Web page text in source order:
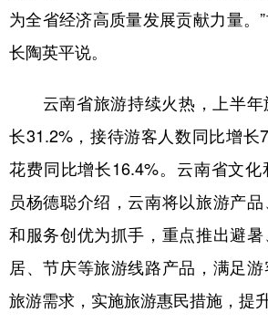
为全省经济高质量发展贡献力量。
长陶英平说。
云南省旅游持续火热，上半年
长31.2%，接待游客人数同比增长
花费同比增长16.4%。云南省文
员杨德聪介绍，云南将以旅游产
和服务创优为抓手，重点推出避
居、节庆等旅游线路产品，满足
旅游需求，实施旅游惠民措施，提